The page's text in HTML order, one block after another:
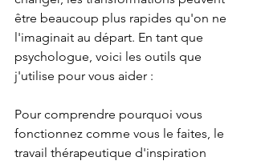
être beaucoup plus rapides qu'on ne
l'imaginait au départ. En tant que
psychologue, voici les outils que
j'utilise pour vous aider :
Pour comprendre pourquoi vous
fonctionnez comme vous le faites, le
travail thérapeutique d'inspiration